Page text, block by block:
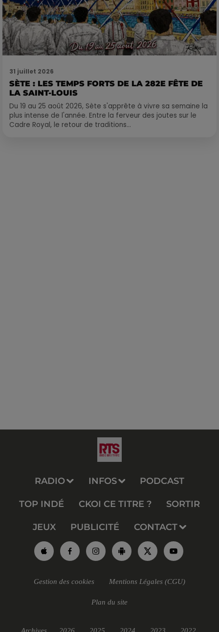
31 juillet 2026
SÈTE : LES TEMPS FORTS DE LA 282E FÊTE DE
LA SAINT-LOUIS
Du 19 au 25 août 2026, Sète s'apprête à vivre sa semaine la
plus intense de l'année. Entre la ferveur des joutes sur le
Cadre Royal, le retour de traditions...
RADIO INFOS PODCAST
TOP INDÉ CKOI CE TITRE ? SORTIR
JEUX PUBLICITÉ CONTACT
Gestion des cookies Mentions Légales (CGU)
Plan du site